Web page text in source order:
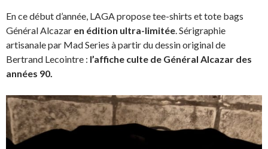
En ce début d’année, LAGA propose tee-shirts et tote bags
Général Alcazar en édition ultra-limitée. Sérigraphie
artisanale par Mad Series à partir du dessin original de
Bertrand Lecointre : l’affiche culte de Général Alcazar des
années 90.